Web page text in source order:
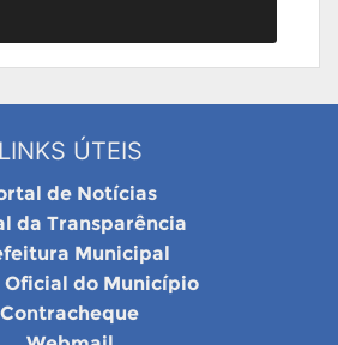
LINKS ÚTEIS
de Notícias
da Transparência
Municipal
Oficial do Município
Contracheque